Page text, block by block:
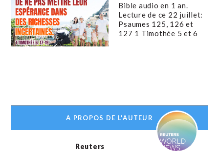
Bible audio en 1 an.
Lecture de ce 22 juillet:
Psaumes 125, 126 et
127 1 Timothée 5 et 6
A PROPOS DE L'AUTEUR
Reuters